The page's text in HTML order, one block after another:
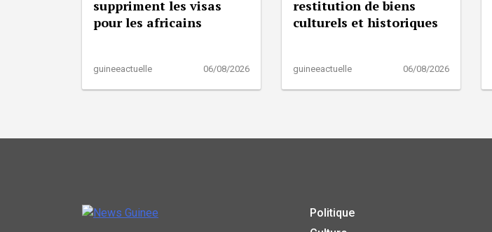
suppriment les visas
pour les africains
guineeactuelle 06/08/2026
restitution de biens
culturels et historiques
guineeactuelle 06/08/2026
Politique